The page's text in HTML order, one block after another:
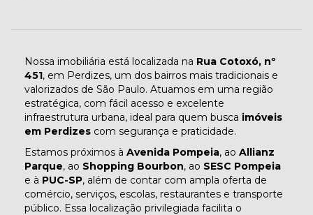
Nossa imobiliária está localizada na Rua Cotoxó, nº
451, em Perdizes, um dos bairros mais tradicionais e
valorizados de São Paulo. Atuamos em uma região
estratégica, com fácil acesso e excelente
infraestrutura urbana, ideal para quem busca imóveis
em Perdizes com segurança e praticidade.
Estamos próximos à Avenida Pompeia, ao Allianz
Parque, ao Shopping Bourbon, ao SESC Pompeia
e à PUC-SP, além de contar com ampla oferta de
comércio, serviços, escolas, restaurantes e transporte
público. Essa localização privilegiada facilita o